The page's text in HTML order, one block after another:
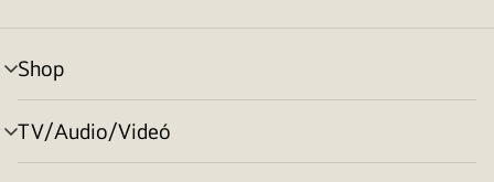
Shop
menu
toggle
TV/Audio/Videó
menu
toggle